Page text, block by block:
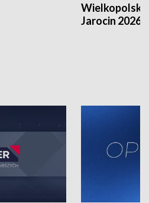
Jarocin 2026